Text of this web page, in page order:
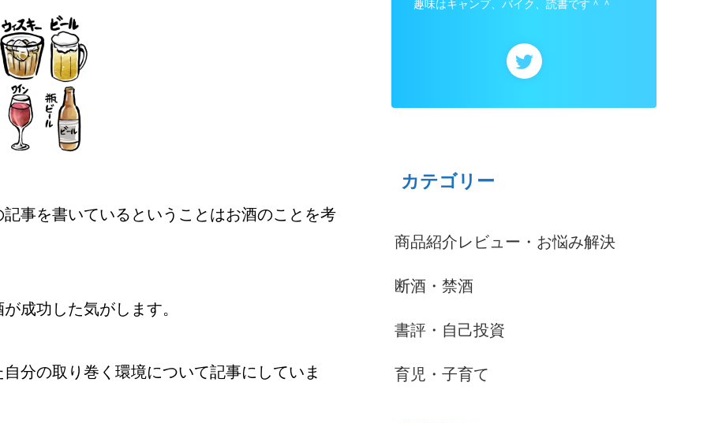
事を書いているということはお酒のことを考
成功した気がします。
分の取り巻く環境について記事にしていま
趣味はキャンプ、バイク、読書です＾＾
カテゴリー
商品紹介レビュー・お悩み解決
断酒・禁酒
書評・自己投資
育児・子育て